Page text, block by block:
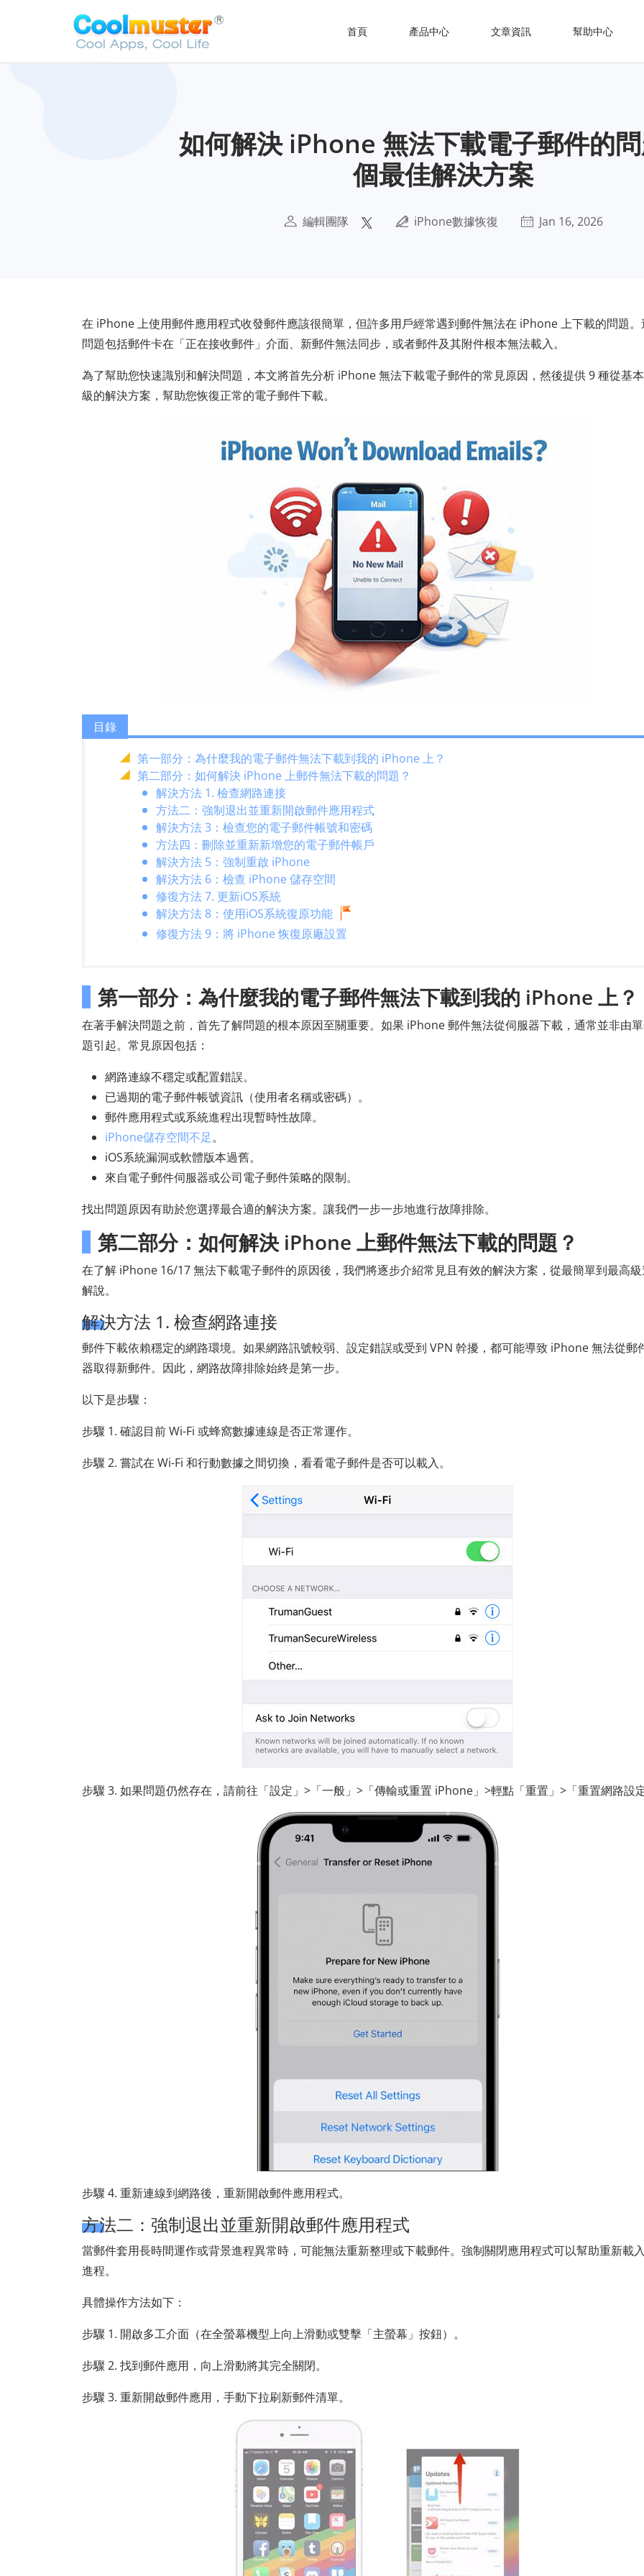
首頁 產品中心 文章資訊 幫助中心
如何解決 iPhone 無法下載電子郵件的
個最佳解決方案
編輯團隊 iPhone數據恢復 Jan 16, 2026
在 iPhone 上使用郵件應用程式收發郵件應該很簡單，但許多用戶經常遇到郵件無法在 iPhone 上下載的問題
問題包括郵件卡在「正在接收郵件」介面、新郵件無法同步，或者郵件及其附件根本無法載入。
為了幫助您快速識別和解決問題，本文將首先分析 iPhone 無法下載電子郵件的常見原因，然後提供 9 種從基
級的解決方案，幫助您恢復正常的電子郵件下載。
目錄
第一部分：為什麼我的電子郵件無法下載到我的 iPhone 上？
第二部分：如何解決 iPhone 上郵件無法下載的問題？
解決方法 1. 檢查網路連接
方法二：強制退出並重新開啟郵件應用程式
解決方法 3：檢查您的電子郵件帳號和密碼
方法四：刪除並重新新增您的電子郵件帳戶
解決方法 5：強制重啟 iPhone
解決方法 6：檢查 iPhone 儲存空間
修復方法 7. 更新iOS系統
解決方法 8：使用iOS系統復原功能
修復方法 9：將 iPhone 恢復原廠設置
第一部分：為什麼我的電子郵件無法下載到我的 iPhone 上？
在著手解決問題之前，首先了解問題的根本原因至關重要。如果 iPhone 郵件無法從伺服器下載，通常並非由
題引起。常見原因包括：
網路連線不穩定或配置錯誤。
已過期的電子郵件帳號資訊（使用者名稱或密碼）。
郵件應用程式或系統進程出現暫時性故障。
iPhone儲存空間不足。
iOS系統漏洞或軟體版本過舊。
來自電子郵件伺服器或公司電子郵件策略的限制。
找出問題原因有助於您選擇最合適的解決方案。讓我們一步一步地進行故障排除。
第二部分：如何解決 iPhone 上郵件無法下載的問題？
在了解 iPhone 16/17 無法下載電子郵件的原因後，我們將逐步介紹常見且有效的解決方案，從最簡單到最高
解說。
解決方法 1. 檢查網路連接
郵件下載依賴穩定的網路環境。如果網路訊號較弱、設定錯誤或受到 VPN 幹擾，都可能導致 iPhone 無法從郵
器取得新郵件。因此，網路故障排除始終是第一步。
以下是步驟：
步驟 1. 確認目前 Wi-Fi 或蜂窩數據連線是否正常運作。
步驟 2. 嘗試在 Wi-Fi 和行動數據之間切換，看看電子郵件是否可以載入。
步驟 3. 如果問題仍然存在，請前往「設定」>「一般」>「傳輸或重置 iPhone」>輕點「重置」>「重置網路設
步驟 4. 重新連線到網路後，重新開啟郵件應用程式。
方法二：強制退出並重新開啟郵件應用程式
當郵件套用長時間運作或背景進程異常時，可能無法重新整理或下載郵件。強制關閉應用程式可以幫助重新載
進程。
具體操作方法如下：
步驟 1. 開啟多工介面（在全螢幕機型上向上滑動或雙擊「主螢幕」按鈕）。
步驟 2. 找到郵件應用，向上滑動將其完全關閉。
步驟 3. 重新開啟郵件應用，手動下拉刷新郵件清單。